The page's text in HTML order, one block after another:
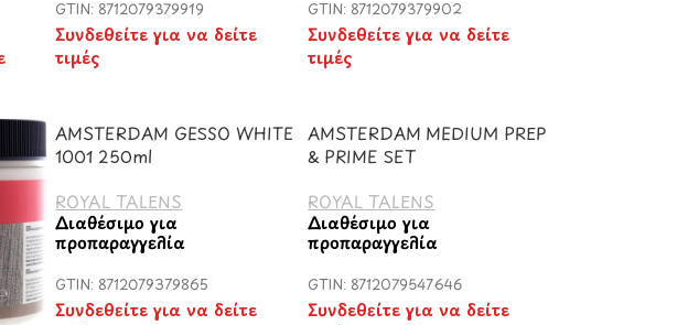
GTIN: 8712079379919
Συνδεθείτε για να δείτε
τιμές
GTIN: 8712079379902
Συνδεθείτε για να δείτε
τιμές
AMSTERDAM GESSO WHITE
1001 250ml
ROYAL TALENS
Διαθέσιμο για
προπαραγγελία
GTIN: 8712079379865
Συνδεθείτε για να δείτε
AMSTERDAM MEDIUM PREP
& PRIME SET
ROYAL TALENS
Διαθέσιμο για
προπαραγγελία
GTIN: 8712079547646
Συνδεθείτε για να δείτε